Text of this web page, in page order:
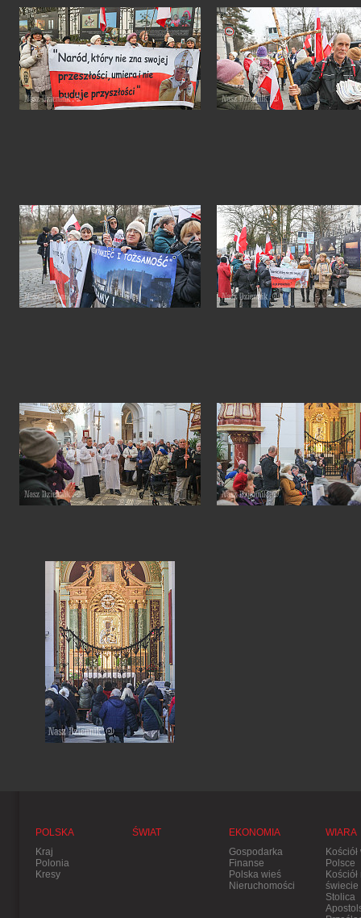
POLSKA
Kraj
Polonia
Kresy
ŚWIAT
EKONOMIA
Gospodarka
Finanse
Polska wieś
Nieruchomości
WIARA
Kościół
Polsce
Kościół
świecie
Stolica